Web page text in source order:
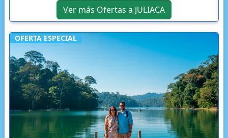
Ver más Ofertas a JULIACA
OFERTA ESPECIAL